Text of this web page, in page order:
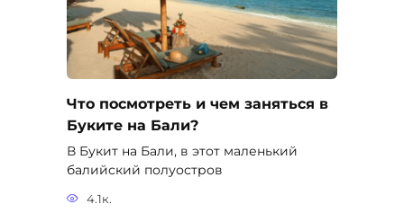
ПОГОДА